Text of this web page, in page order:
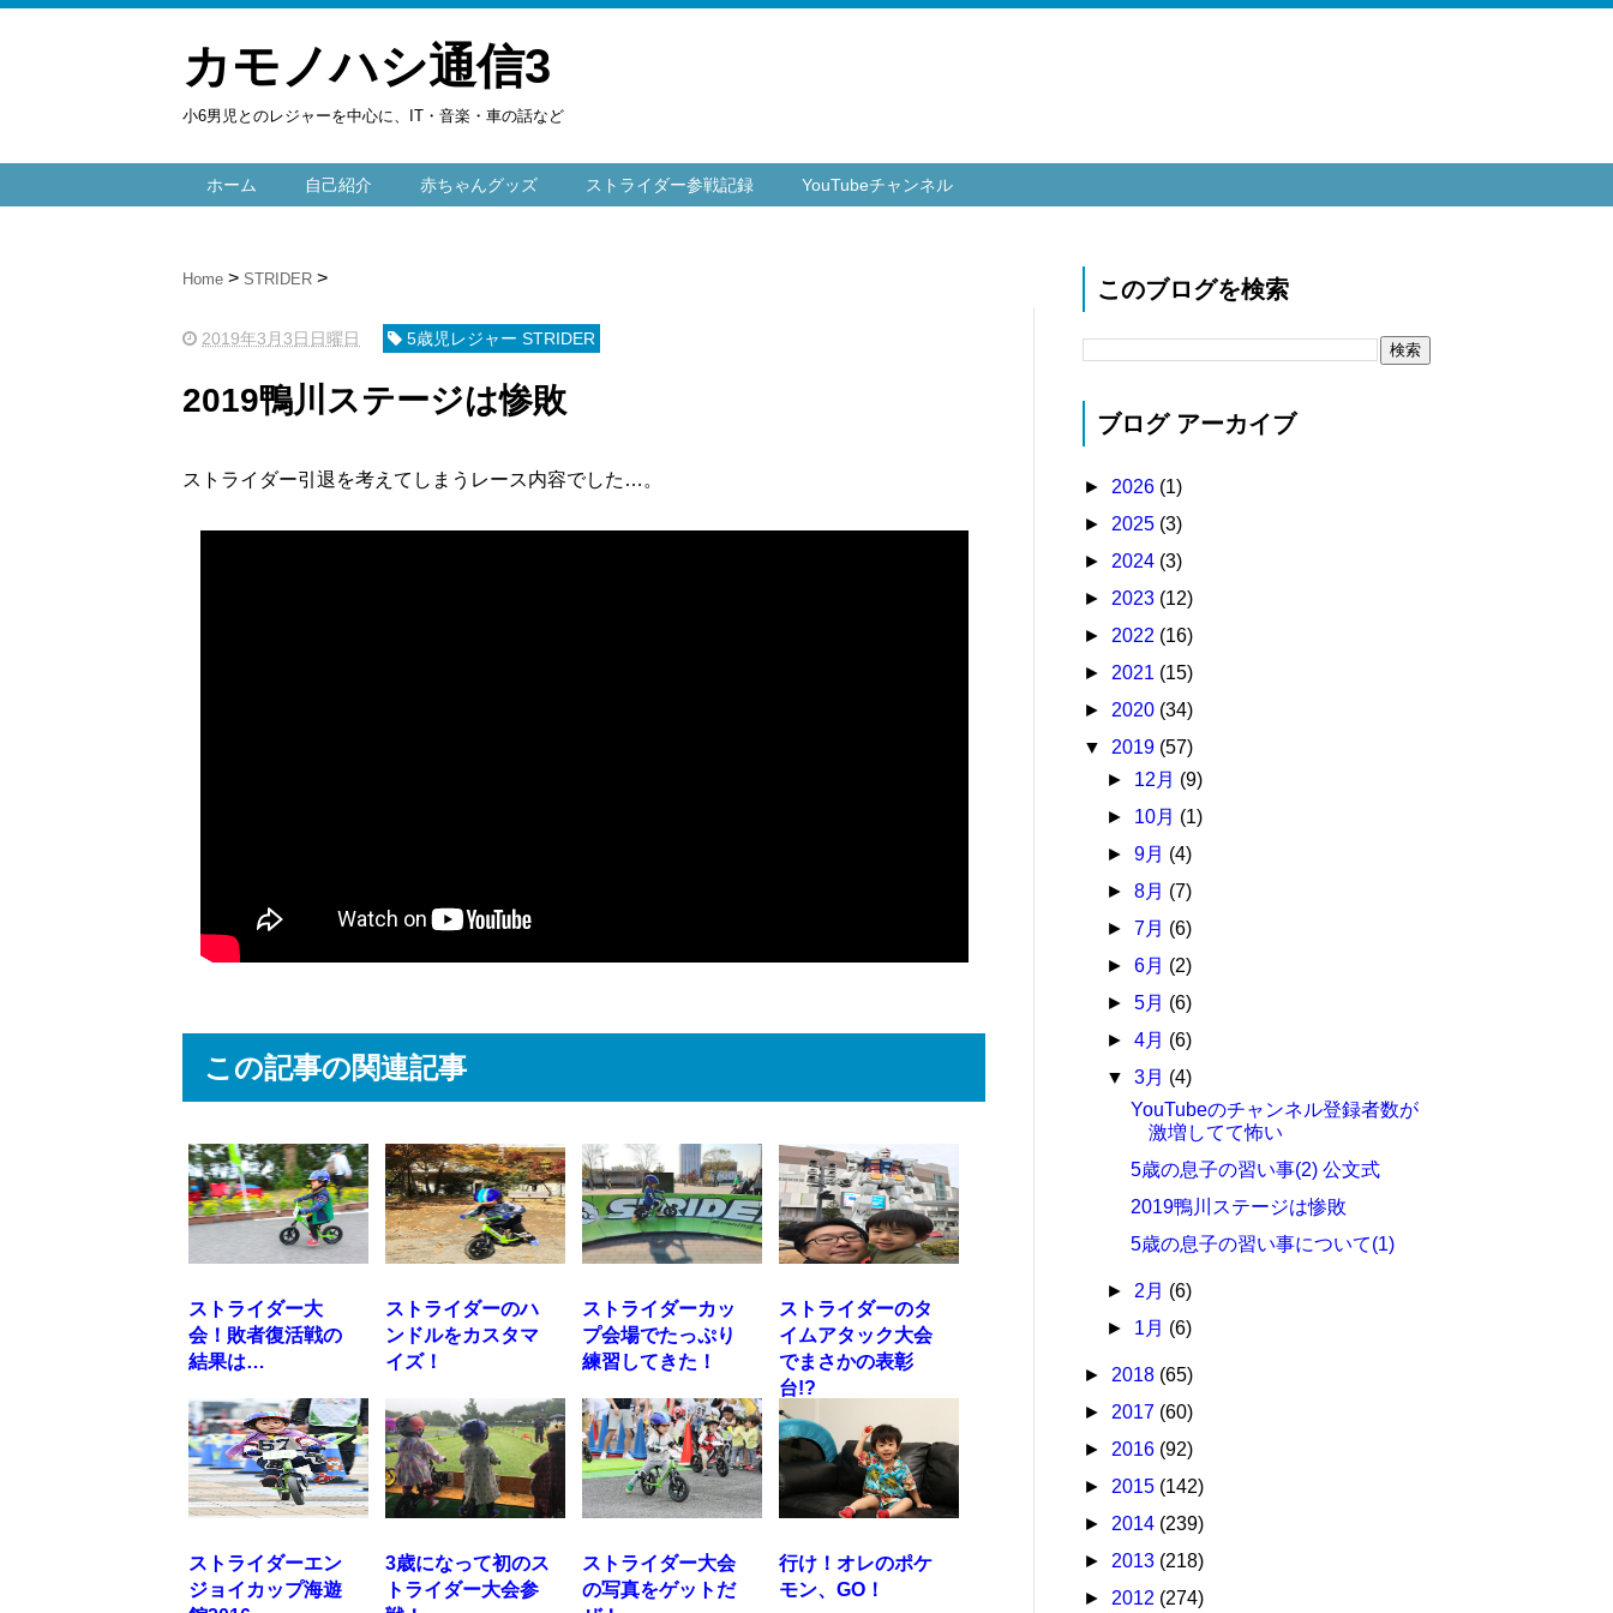
カモノハシ通信3
小6男児とのレジャーを中心に、IT・音楽・車の話など
ホーム 自己紹介 赤ちゃんグッズ ストライダー参戦記録 YouTubeチャンネル
Home STRIDER
2019年3月3日日曜日 5歳児レジャー STRIDER
2019鴨川ステージは惨敗
ストライダー引退を考えてしまうレース内容でした…。
この記事の関連記事
ストライダー大
会！敗者復活戦の
結果は…
ストライダーのハ
ンドルをカスタマ
イズ！
ストライダーカッ
プ会場でたっぷり
練習してきた！
ストライダーのタ
イムアタック大会
でまさかの表彰
台!?
ストライダーエン
ジョイカップ海遊
3歳になって初のス
トライダー大会参
ストライダー大会
の写真をゲットだ
行け！オレのポケ
モン、GO！
このブログを検索
ブログ アーカイブ
► 2026 (1)
► 2025 (3)
► 2024 (3)
► 2023 (12)
► 2022 (16)
► 2021 (15)
► 2020 (34)
▼ 2019 (57)
► 12月 (9)
► 10月 (1)
►9月 (4)
►8月 (7)
►7月 (6)
►6月 (2)
►5月 (6)
►4月 (6)
▼3月 (4)
YouTubeのチャンネル登録者数が
激増してて怖い
5歳の息子の習い事(2) 公文式
2019鴨川ステージは惨敗
5歳の息子の習い事について(1)
► 2月 (6)
► 1月 (6)
► 2018 (65)
► 2017 (60)
► 2016 (92)
► 2015 (142)
► 2014 (239)
► 2013 (218)
► 2012 (274)